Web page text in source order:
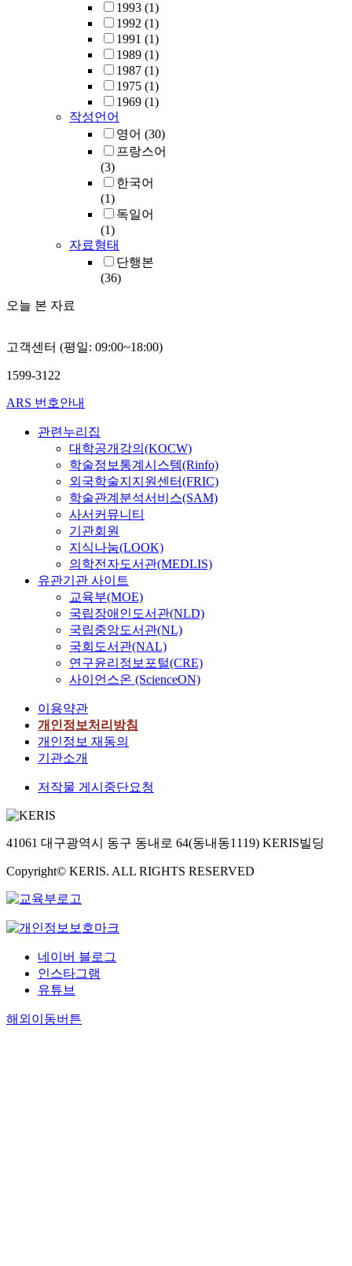
1993 (1)
1992 (1)
1991 (1)
1989 (1)
1987 (1)
1975 (1)
1969 (1)
작성언어
영어 (30)
프랑스어
(3)
한국어
(1)
독일어
(1)
자료형태
단행본
(36)
오늘 본 자료
고객센터 (평일: 09:00~18:00)
1599-3122
ARS 번호안내
관련누리집
대학공개강의(KOCW)
학술정보통계시스템(Rinfo)
외국학술지지원센터(FRIC)
학술관계분석서비스(SAM)
사서커뮤니티
기관회원
지식나눔(LOOK)
의학전자도서관(MEDLIS)
유관기관 사이트
교육부(MOE)
국립장애인도서관(NLD)
국립중앙도서관(NL)
국회도서관(NAL)
연구윤리정보포털(CRE)
사이언스온 (ScienceON)
이용약관
개인정보처리방침
개인정보 재동의
기관소개
저작물 게시중단요청
41061 대구광역시 동구 동내로 64(동내동1119) KERIS빌딩
Copyright© KERIS. ALL RIGHTS RESERVED
네이버 블로그
인스타그램
유튜브
해외이동버튼